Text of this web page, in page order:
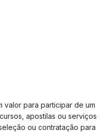
valor para participar de um
apostilas ou serviços
ou contratação para